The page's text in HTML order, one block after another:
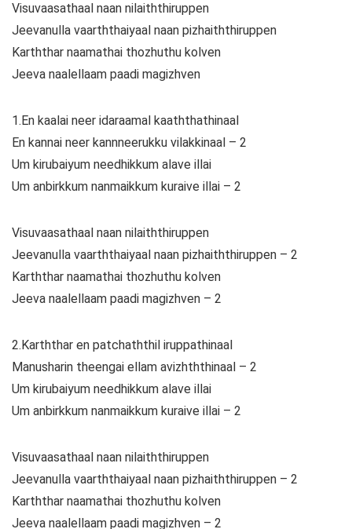
Visuvaasathaal naan nilaiththiruppen
Jeevanulla vaarththaiyaal naan pizhaiththiruppen
Karththar naamathai thozhuthu kolven
Jeeva naalellaam paadi magizhven
1.En kaalai neer idaraamal kaaththathinaal
En kannai neer kannneerukku vilakkinaal – 2
Um kirubaiyum needhikkum alave illai
Um anbirkkum nanmaikkum kuraive illai – 2
Visuvaasathaal naan nilaiththiruppen
Jeevanulla vaarththaiyaal naan pizhaiththiruppen – 2
Karththar naamathai thozhuthu kolven
Jeeva naalellaam paadi magizhven – 2
2.Karththar en patchaththil iruppathinaal
Manusharin theengai ellam avizhththinaal – 2
Um kirubaiyum needhikkum alave illai
Um anbirkkum nanmaikkum kuraive illai – 2
Visuvaasathaal naan nilaiththiruppen
Jeevanulla vaarththaiyaal naan pizhaiththiruppen – 2
Karththar naamathai thozhuthu kolven
Jeeva naalellaam paadi magizhven – 2